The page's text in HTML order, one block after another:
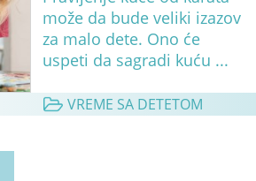
može da bude veliki izazov
za malo dete. Ono će
uspeti da sagradi kuću ...
VREME SA DETETOM